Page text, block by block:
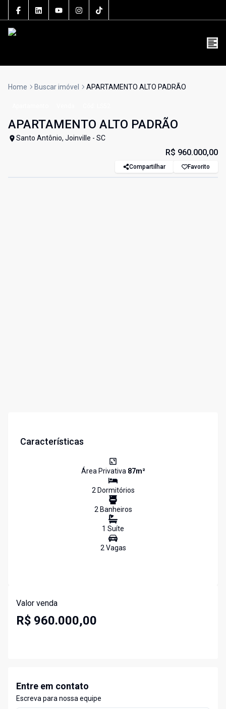
Home Buscar imóvel APARTAMENTO ALTO PADRÃO
APARTAMENTO ALTO PADRÃO
Santo Antônio, Joinville - SC
R$ 960.000,00
Compartilhar Favorito
Características
Área Privativa 87m²
2Dormitórios
2Banheiros
1 Suíte
2Vagas
Valor venda
R$ 960.000,00
Entre em contato
Escreva para nossa equipe